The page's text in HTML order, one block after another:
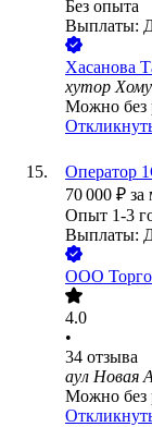
Без опыта
Выплаты:
Хасанова
хутор
Можно без
Оператор
70 000 ₽ за
Опыт 1-3
Выплаты:
ООО
4.0
•
34 отзыва
аул Новая
Можно без